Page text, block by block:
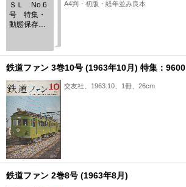
ＳＬ No.6
号 特集・
動態保存を
A4判・初版・経年並み良本
鉄道ファン 3巻10号 (1963年10月) 特集：9600
交友社、1963.10、1冊、26cm
鉄道ファン 2巻8号 (1963年8月)